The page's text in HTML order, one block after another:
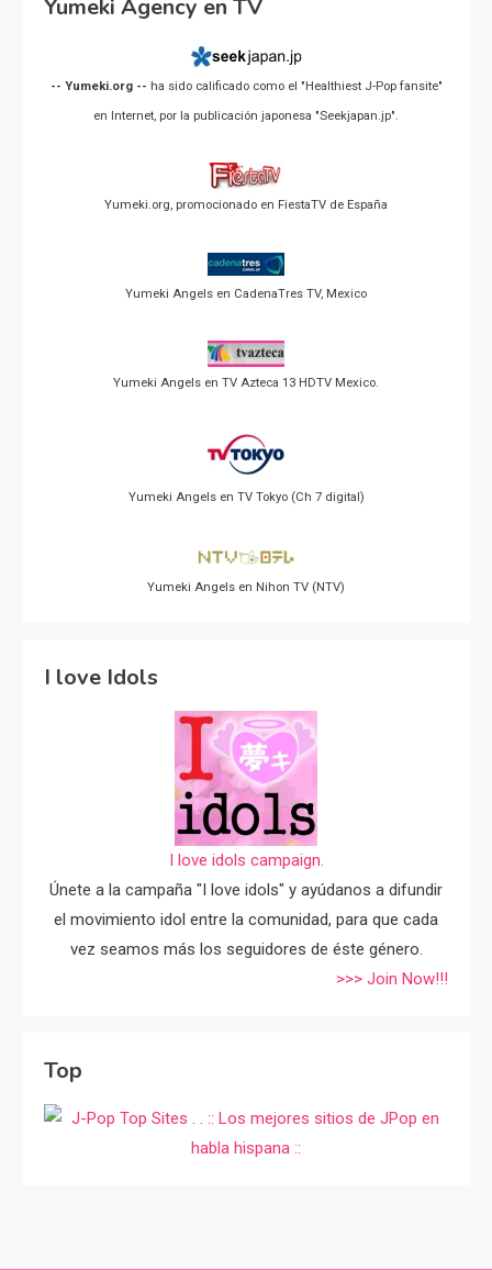
Yumeki Agency en TV
-- Yumeki.org -- ha sido calificado como el "Healthiest J-Pop fansite"
en Internet, por la publicación japonesa "Seekjapan.jp".
Yumeki.org, promocionado en FiestaTV de España
Yumeki Angels en CadenaTres TV, Mexico
Yumeki Angels en TV Azteca 13 HDTV Mexico.
Yumeki Angels en TV Tokyo (Ch 7 digital)
Yumeki Angels en Nihon TV (NTV)
I love Idols
I love idols campaign.
Únete a la campaña "I love idols" y ayúdanos a difundir
el movimiento idol entre la comunidad, para que cada
vez seamos más los seguidores de éste género.
>>> Join Now!!!
Top